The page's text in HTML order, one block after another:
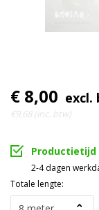
€ 8,00 excl.
€9,68 (inc. btw)
2-4 dagen
Totale lengte: